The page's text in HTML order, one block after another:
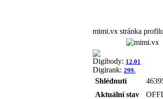
mimi.vx stránka profilu
Digibody: 12.01
Digirank: 299.
Shlédnutí
Aktuální stav